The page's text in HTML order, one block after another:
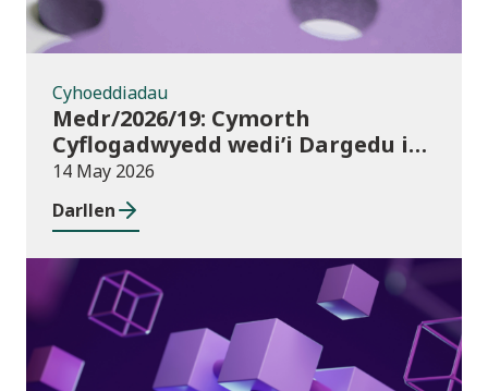
Cyhoeddiadau
Medr/2026/19: Cymorth
Cyflogadwyedd wedi’i Dargedu i
Fyfyrwyr Addysg Uwch:
dyraniadau 2026/27
14 May 2026
Darllen